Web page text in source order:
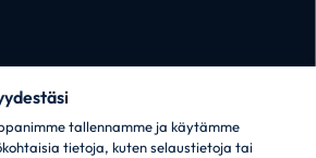
tallennamme ja käytämme
tietoja, kuten selaustietoja tai